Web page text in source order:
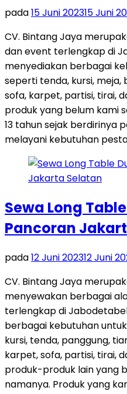
pada15 Juni 202315 Juni
CV. Bintang Jaya
dan event terlengkap di
menyediakan berbagai
seperti tenda, kursi,
sofa, karpet, partisi, tirai,
produk yang belum kami
13 tahun sejak berdirinya
melayani kebutuhan
Sewa Long
Pancoran
pada12 Juni 202312 Juni
CV. Bintang Jaya
menyewakan berbagai
terlengkap di
berbagai kebutuhan
kursi, tenda, panggung,
karpet, sofa, partisi, tirai,
produk-produk lain yang
namanya. Produk yang